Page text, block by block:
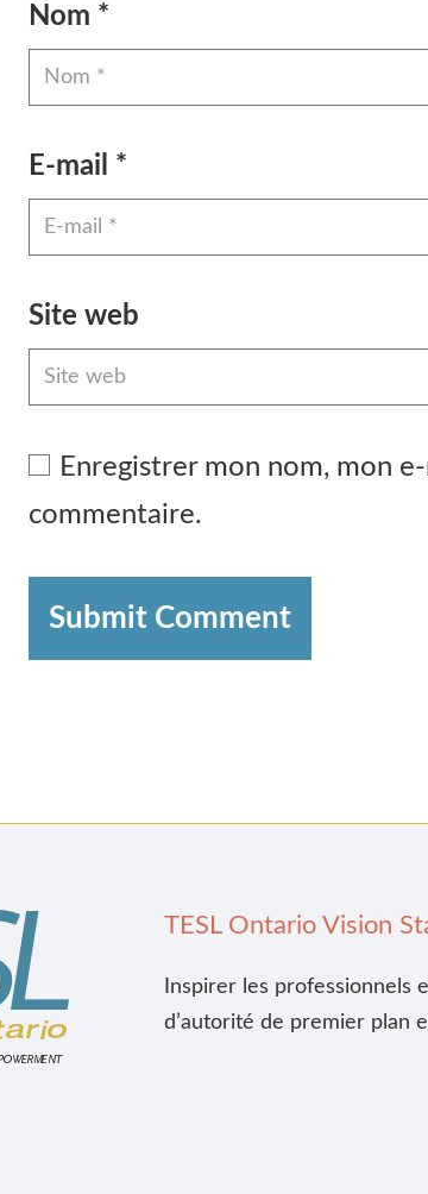
Nom *
E-mail *
Site web
Enregistrer mon nom, mon
commentaire.
Submit Comment
TESL Ontario Vision
Inspirer les professionnels
d’autorité de premier plan